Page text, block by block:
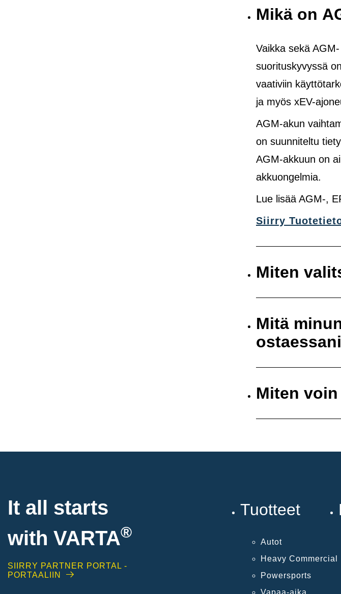
Mikä on
Vaikka sekä
suorituskyvyssä
vaativiin
ja myös xEV-
AGM-akun
on suunniteltu
AGM-akkuun on
akkuongelmia.
Lue lisää AGM-,
Siirry
Miten
Mitä
Miten
It all starts
with VARTA®
SIIRRY PARTNER PORTAL -
PORTAALIIN
Tuotteet
Autot
Heavy Commercial
Powersports